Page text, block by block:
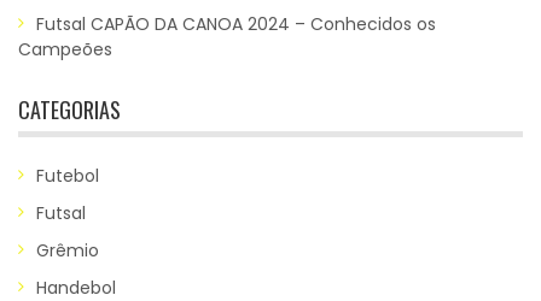
Futsal CAPÃO DA CANOA 2024 – Conhecidos os
Campeões
CATEGORIAS
Futebol
Futsal
Grêmio
Handebol